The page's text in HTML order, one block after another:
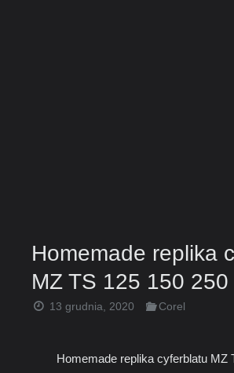
Homemade replika
MZ TS 125 150 250
13 grudnia, 2020 Corel
Homemade replika cyferblatu MZ